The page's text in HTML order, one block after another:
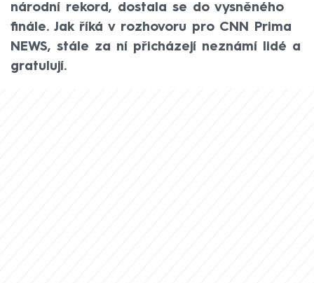
národní rekord, dostala se do vysněného
finále. Jak říká v rozhovoru pro CNN Prima
NEWS, stále za ní přicházejí neznámí lidé a
gratulují.